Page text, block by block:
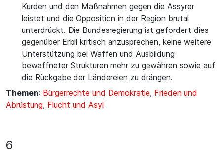
Kurden und den Maßnahmen gegen die Assyrer
leistet und die Opposition in der Region brutal
unterdrückt. Die Bundesregierung ist gefordert dies
gegenüber Erbil kritisch anzusprechen, keine weitere
Unterstützung bei Waffen und Ausbildung
bewaffneter Strukturen mehr zu gewähren sowie auf
die Rückgabe der Ländereien zu drängen.
Themen: Bürgerrechte und Demokratie, Frieden und
Abrüstung, Flucht und Asyl
6